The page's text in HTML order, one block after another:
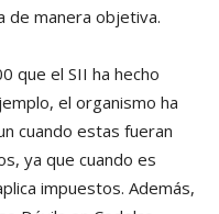
de manera objetiva.
que el SII ha hecho
el organismo ha
cuando estas fueran
ya que cuando es
impuestos. Además,